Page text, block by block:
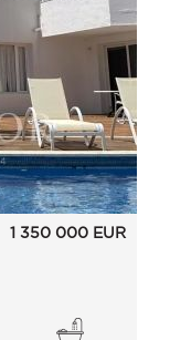
1 350 000 EUR